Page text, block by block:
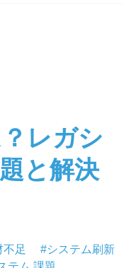
レガシ
と解決
不足
#システム刷新